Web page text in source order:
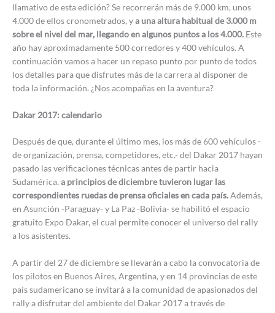
llamativo de esta edición? Se recorrerán más de 9.000 km, unos
4.000 de ellos cronometrados, ya una altura habitual de 3.000 m
sobre el nivel del mar, llegando en algunos puntos a los 4.000. Este
año hay aproximadamente 500 corredores y 400 vehículos. A
continuación vamos a hacer un repaso punto por punto de todos
los detalles para que disfrutes más de la carrera al disponer de
toda la información. ¿Nos acompañas en la aventura?
Dakar 2017: calendario
Después de que, durante el último mes, los más de 600 vehículos -
de organización, prensa, competidores, etc.- del Dakar 2017 hayan
pasado las verificaciones técnicas antes de partir hacia
Sudamérica, a principios de diciembre tuvieron lugar las
correspondientes ruedas de prensa oficiales en cada país.Además,
en Asunción -Paraguay- y La Paz -Bolivia- se habilitó el espacio
gratuito Expo Dakar, el cual permite conocer el universo del rally
a los asistentes.
A partir del 27 de diciembre se llevarán a cabo la convocatoria de
los pilotos en Buenos Aires, Argentina, y en 14 provincias de este
país sudamericano se invitará a la comunidad de apasionados del
rally a disfrutar del ambiente del Dakar 2017 a través de